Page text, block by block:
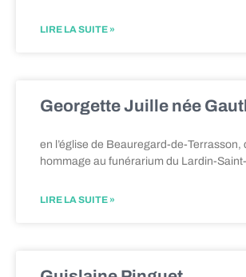
LIRE LA SUITE »
Georgette Juille née
en l’église de Beauregard-de-Terrasson,
hommage au funérarium du Lardin-
LIRE LA SUITE »